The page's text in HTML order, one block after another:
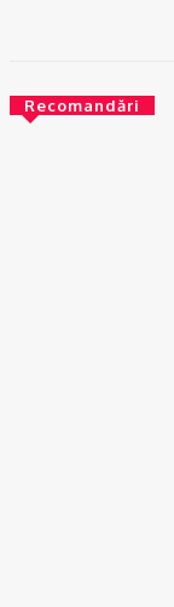
Recomandări